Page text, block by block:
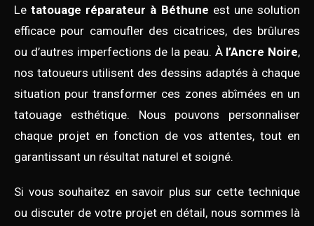
Letatouage réparateur à Béthune est une solution
efficace pour camoufler des cicatrices, des brûlures
ou d’autres imperfections de la peau. À l’Ancre Noire,
nos tatoueurs utilisent des dessins adaptés à chaque
situation pour transformer ces zones abîmées en un
tatouage esthétique. Nous pouvons personnaliser
chaque projet en fonction de vos attentes, tout en
garantissant un résultat naturel et soigné.
Si vous souhaitez en savoir plus sur cette technique
ou discuter de votre projet en détail, nous sommes là